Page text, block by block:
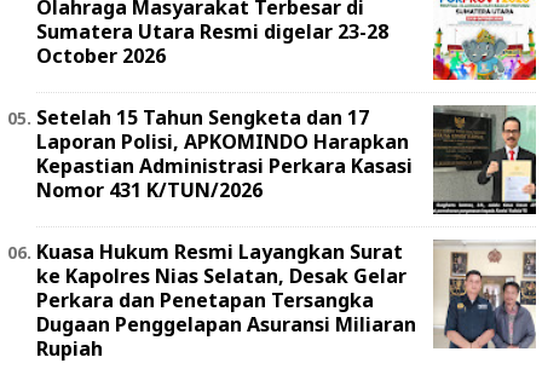
Olahraga Masyarakat Terbesar di
Sumatera Utara Resmi digelar 23-28
October 2026
Setelah 15 Tahun Sengketa dan 17
Laporan Polisi, APKOMINDO Harapkan
Kepastian Administrasi Perkara Kasasi
Nomor 431 K/TUN/2026
Kuasa Hukum Resmi Layangkan Surat
ke Kapolres Nias Selatan, Desak Gelar
Perkara dan Penetapan Tersangka
Dugaan Penggelapan Asuransi Miliaran
Rupiah